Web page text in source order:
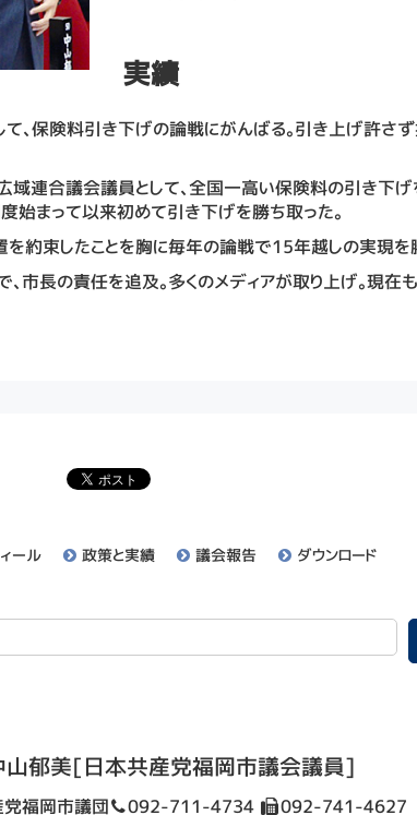
実績
、保険料引き下げの論戦にがんばる。引き上げ許さ
連合議会議員として、全国一高い保険料の引き下
始まって以来初めて引き下げを勝ち取った。
約束したことを胸に毎年の論戦で15年越しの実現を
市長の責任を追及。多くのメディアが取り上げ。現在
ール 政策と実績 議会報告 ダウンロード
山郁美[日本共産党福岡市議会議員]
福岡市議団 092-711-4734 092-741-4627